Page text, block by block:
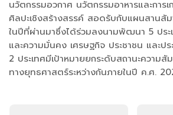
นวัตกรรมอวกาศ นวัตกรรมอาหารและการ
ศิลปะเชิงสร้างสรรค์ สอดรับกับแผนสาน
ในปีที่ผ่านมาซึ่งได้ร่วมลงนามพัฒนา 5 ประ
และความมั่นคง เศรษฐกิจ ประชาชน และป
2 ประเทศมีเป้าหมายยกระดับสถานะความ
ทางยุทธศาสตร์ระหว่างกันภายในปี ค.ศ.